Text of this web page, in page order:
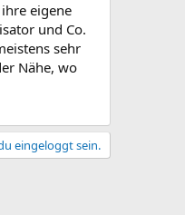
eigene
und Co.
sehr
Nähe, wo
eingeloggt sein.